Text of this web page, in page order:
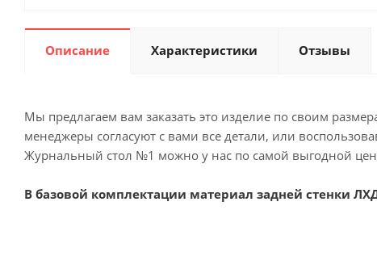
Описание Характеристики Отзывы
Мы предлагаем вам заказать это изделие по своим
менеджеры согласуют с вами все детали, или
Журнальный стол №1 можно у нас по самой выгодной
В базовой комплектации материал задней стенки